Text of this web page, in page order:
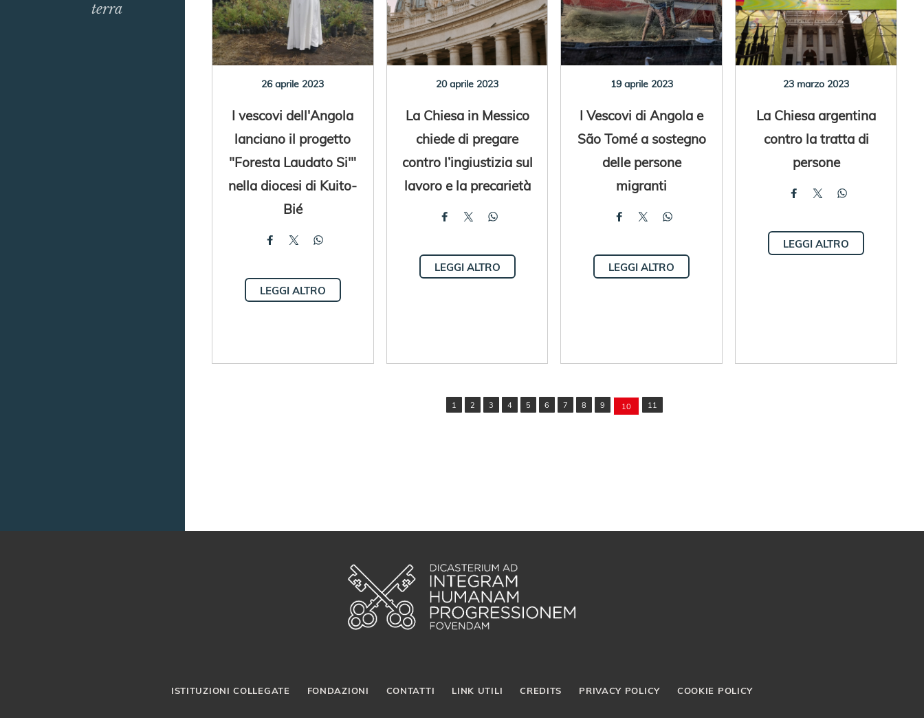
terra
26 aprile 2023
I vescovi dell'Angola
lanciano il progetto
"Foresta Laudato Si'"
nella diocesi di Kuito-
Bié
LEGGI ALTRO
20 aprile 2023
La Chiesa in Messico
chiede di pregare
contro l’ingiustizia sul
lavoro e la precarietà
LEGGI ALTRO
19 aprile 2023
I Vescovi di Angola e
São Tomé a sostegno
delle persone
migranti
LEGGI ALTRO
23 marzo 2023
La Chiesa argentina
contro la tratta di
persone
LEGGI ALTRO
1 2 3 4 5 6 7 8 9 10 11
ISTITUZIONI COLLEGATE FONDAZIONI CONTATTI LINK UTILI CREDITS PRIVACY POLICY COOKIE POLICY